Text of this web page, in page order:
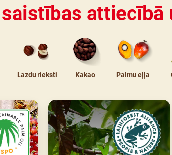
attiecībā
Lazdu rieksti Kakao Palmu eļļa